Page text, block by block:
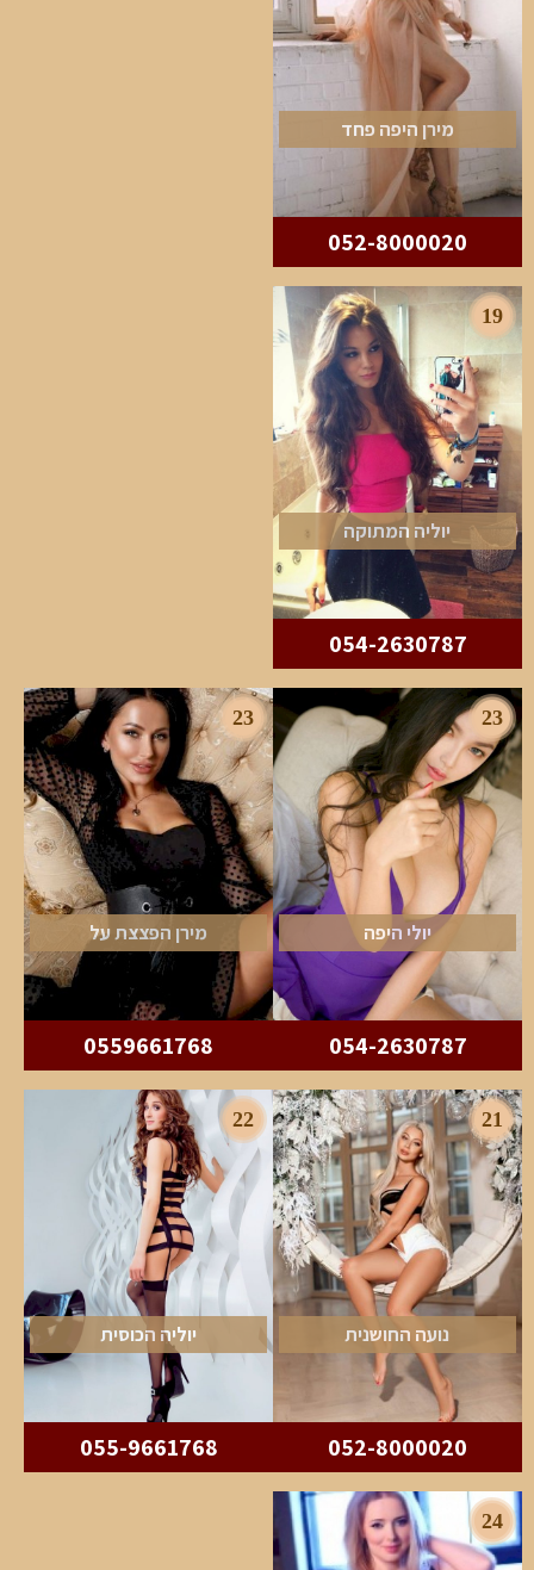
מירן היפה פחד
052-8000020
19
יוליה המתוקה
054-2630787
23
יולי היפה
054-2630787
23
מירן הפצצת על
0559661768
21
נועה החושנית
052-8000020
22
יוליה הכוסית
055-9661768
24